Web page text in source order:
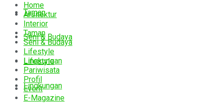
Taman
Seni & Budaya
Lifestyle
Lingkungan
Home
Arsitektur
Interior
Taman
Seni & Budaya
Lifestyle
Lingkungan
Pariwisata
Profil
Event
E-Magazine